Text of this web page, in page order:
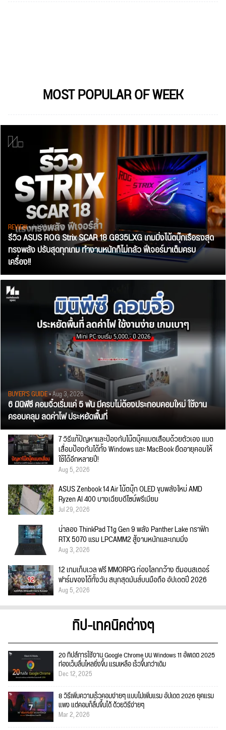
MOST POPULAR OF WEEK
REVIEW• Jul 28, 2026
รีวิว ASUS ROG Strix SCAR 18 G835LXG เกมมิ่งโน้ตบุ๊กเรือธงสุด
ทรงพลัง ปรับสุดทุกเกม ทำงานหนักก็ไม่กลัว ฟีเจอร์มาเต็มครบ
เครื่อง!!
BUYER'S GUIDE• Aug 3, 2026
6 มินิพีซี คอมจิ๋วเริ่มแค่ 5 พัน มีครบไม่ต้องประกอบคอมใหม่ ใช้งาน
ครอบคลุม ลดค่าไฟ ประหยัดพื้นที่
7 วิธีแก้ปัญหาและป้องกันโน๊ตบุ๊คแบตเสื่อมด้วยตัวเอง แบต
เสื่อมป้องกันได้ทั้ง Windows และ MacBook ยืดอายุคอมให้
ใช้ได้อีกหลายปี!
Aug 5, 2026
ASUS Zenbook 14 Air โน้ตบุ๊ก OLED ขุมพลังใหม่ AMD
Ryzen AI 400 บางเฉียบดีไซน์พรีเมียม
Jul 29, 2026
น่าลอง ThinkPad T1g Gen 9 พลัง Panther Lake กราฟิก
RTX 5070 แรม LPCAMM2 สู้งานหนักและเกมมิ่ง
Aug 3, 2026
12 เกมเก็บเวล ฟรี MMORPG ท่องโลกกว้าง ตีมอนสเตอร์
ฟาร์มของได้ทั้งวัน สนุกสุดมันส์บนมือถือ อัปเดตปี 2026
Aug 5, 2026
ทิป-เทคนิคต่างๆ
20 ทิปส์การใช้งาน Google Chrome บน Windows 11 อัพเดต 2025
ท่องเว็บลื่นไหลยิ่งขึ้น แรมเหลือ เร็วขึ้นกว่าเดิม
Dec 12, 2025
8 วิธีเพิ่มความเร็วคอมง่ายๆ แบบไม่เพิ่มแรม อัปเดต 2026 ยุคแรม
แพง แต่คอมก็ลื่นขึ้นได้ ด้วยวิธีง่ายๆ
Mar 2, 2026